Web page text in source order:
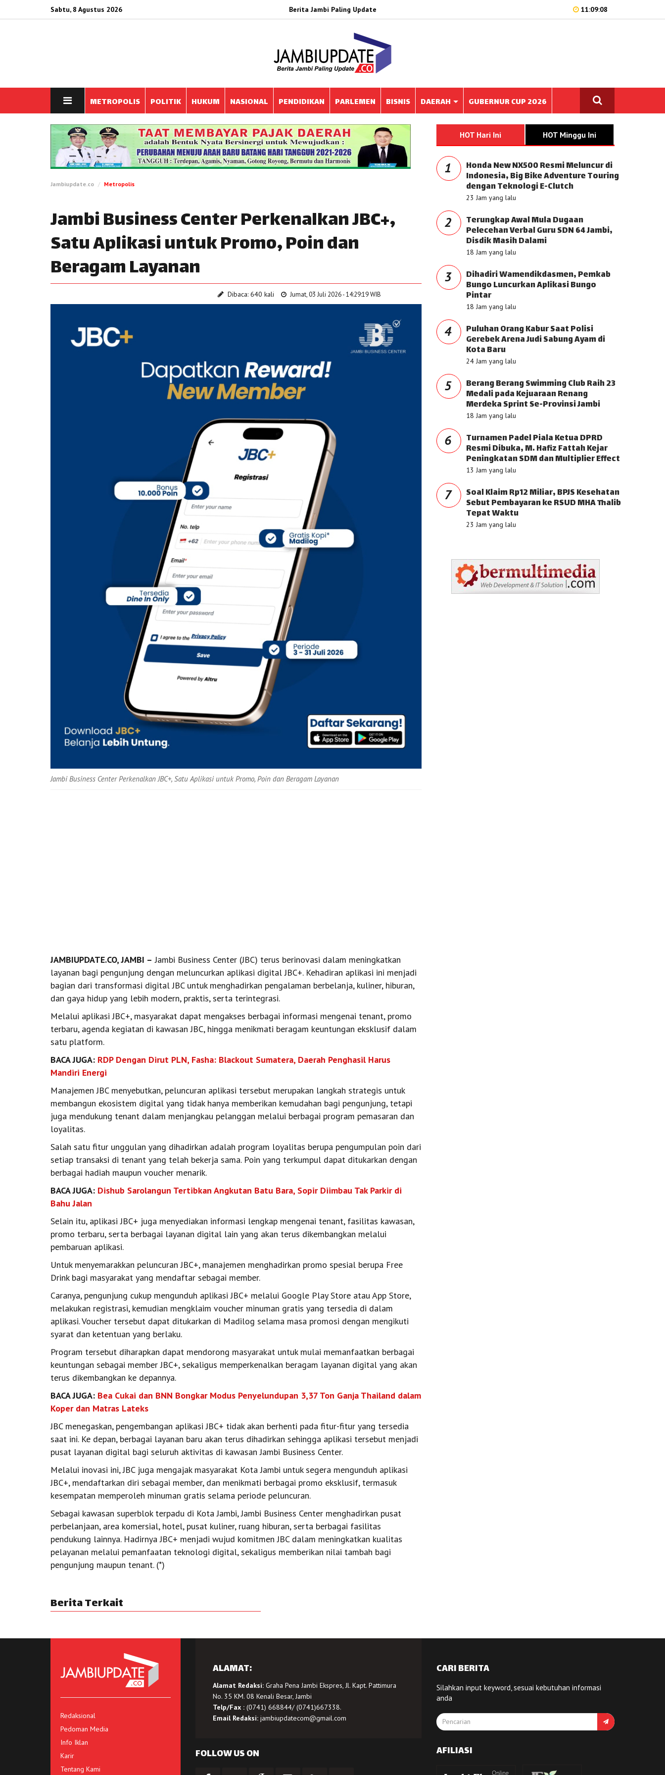
Sabtu, 8 Agustus 2026 Berita Jambi Paling Update 11:09:08
METROPOLIS POLITIK HUKUM NASIONAL PENDIDIKAN PARLEMEN BISNIS DAERAH GUBERNUR CUP 2026
Jambiupdate.co Metropolis
Jambi Business Center Perkenalkan JBC+,
Satu Aplikasi untuk Promo, Poin dan
Beragam Layanan
Dibaca: 640 kali Jumat, 03 Juli 2026 - 14:29:19 WIB
Jambi Business Center Perkenalkan JBC+, Satu Aplikasi untuk Promo, Poin dan Beragam Layanan
JAMBIUPDATE.CO, JAMBI – Jambi Business Center (JBC) terus berinovasi dalam meningkatkan
layanan bagi pengunjung dengan meluncurkan aplikasi digital JBC+. Kehadiran aplikasi ini menjadi
bagian dari transformasi digital JBC untuk menghadirkan pengalaman berbelanja, kuliner, hiburan,
dan gaya hidup yang lebih modern, praktis, serta terintegrasi.
Melalui aplikasi JBC+, masyarakat dapat mengakses berbagai informasi mengenai tenant, promo
terbaru, agenda kegiatan di kawasan JBC, hingga menikmati beragam keuntungan eksklusif dalam
satu platform.
BACA JUGA: RDP Dengan Dirut PLN, Fasha: Blackout Sumatera, Daerah Penghasil Harus
Mandiri Energi
Manajemen JBC menyebutkan, peluncuran aplikasi tersebut merupakan langkah strategis untuk
membangun ekosistem digital yang tidak hanya memberikan kemudahan bagi pengunjung, tetapi
juga mendukung tenant dalam menjangkau pelanggan melalui berbagai program pemasaran dan
loyalitas.
Salah satu fitur unggulan yang dihadirkan adalah program loyalitas berupa pengumpulan poin dari
setiap transaksi di tenant yang telah bekerja sama. Poin yang terkumpul dapat ditukarkan dengan
berbagai hadiah maupun voucher menarik.
BACA JUGA: Dishub Sarolangun Tertibkan Angkutan Batu Bara, Sopir Diimbau Tak Parkir di
Bahu Jalan
Selain itu, aplikasi JBC+ juga menyediakan informasi lengkap mengenai tenant, fasilitas kawasan,
promo terbaru, serta berbagai layanan digital lain yang akan terus dikembangkan melalui
pembaruan aplikasi.
Untuk menyemarakkan peluncuran JBC+, manajemen menghadirkan promo spesial berupa Free
Drink bagi masyarakat yang mendaftar sebagai member.
Caranya, pengunjung cukup mengunduh aplikasi JBC+ melalui Google Play Store atau App Store,
melakukan registrasi, kemudian mengklaim voucher minuman gratis yang tersedia di dalam
aplikasi. Voucher tersebut dapat ditukarkan di Madilog selama masa promosi dengan mengikuti
syarat dan ketentuan yang berlaku.
Program tersebut diharapkan dapat mendorong masyarakat untuk mulai memanfaatkan berbagai
keuntungan sebagai member JBC+, sekaligus memperkenalkan beragam layanan digital yang akan
terus dikembangkan ke depannya.
BACA JUGA: Bea Cukai dan BNN Bongkar Modus Penyelundupan 3,37 Ton Ganja Thailand dalam
Koper dan Matras Lateks
JBC menegaskan, pengembangan aplikasi JBC+ tidak akan berhenti pada fitur-fitur yang tersedia
saat ini. Ke depan, berbagai layanan baru akan terus dihadirkan sehingga aplikasi tersebut menjadi
pusat layanan digital bagi seluruh aktivitas di kawasan Jambi Business Center.
Melalui inovasi ini, JBC juga mengajak masyarakat Kota Jambi untuk segera mengunduh aplikasi
JBC+, mendaftarkan diri sebagai member, dan menikmati berbagai promo eksklusif, termasuk
kesempatan memperoleh minuman gratis selama periode peluncuran.
Sebagai kawasan superblok terpadu di Kota Jambi, Jambi Business Center menghadirkan pusat
perbelanjaan, area komersial, hotel, pusat kuliner, ruang hiburan, serta berbagai fasilitas
pendukung lainnya. Hadirnya JBC+ menjadi wujud komitmen JBC dalam meningkatkan kualitas
pelayanan melalui pemanfaatan teknologi digital, sekaligus memberikan nilai tambah bagi
pengunjung maupun tenant. (*)
Berita Terkait
HOT Hari Ini HOT Minggu Ini
1 Honda New NX500 Resmi Meluncur di
Indonesia, Big Bike Adventure Touring
dengan Teknologi E-Clutch
23 Jam yang lalu
2 Terungkap Awal Mula Dugaan
Pelecehan Verbal Guru SDN 64 Jambi,
Disdik Masih Dalami
18 Jam yang lalu
3 Dihadiri Wamendikdasmen, Pemkab
Bungo Luncurkan Aplikasi Bungo
Pintar
18 Jam yang lalu
4 Puluhan Orang Kabur Saat Polisi
Gerebek Arena Judi Sabung Ayam di
Kota Baru
24 Jam yang lalu
5 Berang Berang Swimming Club Raih 23
Medali pada Kejuaraan Renang
Merdeka Sprint Se-Provinsi Jambi
18 Jam yang lalu
6 Turnamen Padel Piala Ketua DPRD
Resmi Dibuka, M. Hafiz Fattah Kejar
Peningkatan SDM dan Multiplier Effect
13 Jam yang lalu
7 Soal Klaim Rp12 Miliar, BPJS Kesehatan
Sebut Pembayaran ke RSUD MHA Thalib
Tepat Waktu
23 Jam yang lalu
Redaksional
Pedoman Media
Info Iklan
Karir
Tentang Kami
ALAMAT:
Alamat Redaksi:Graha Pena Jambi Ekspres, Jl. Kapt. Pattimura
No. 35 KM. 08 Kenali Besar, Jambi
Telp/Fax :(0741) 668844/ (0741)667338.
Email Redaksi: jambiupdatecom@gmail.com
FOLLOW US ON
CARI BERITA
Silahkan input keyword, sesuai kebutuhan informasi
anda
AFILIASI